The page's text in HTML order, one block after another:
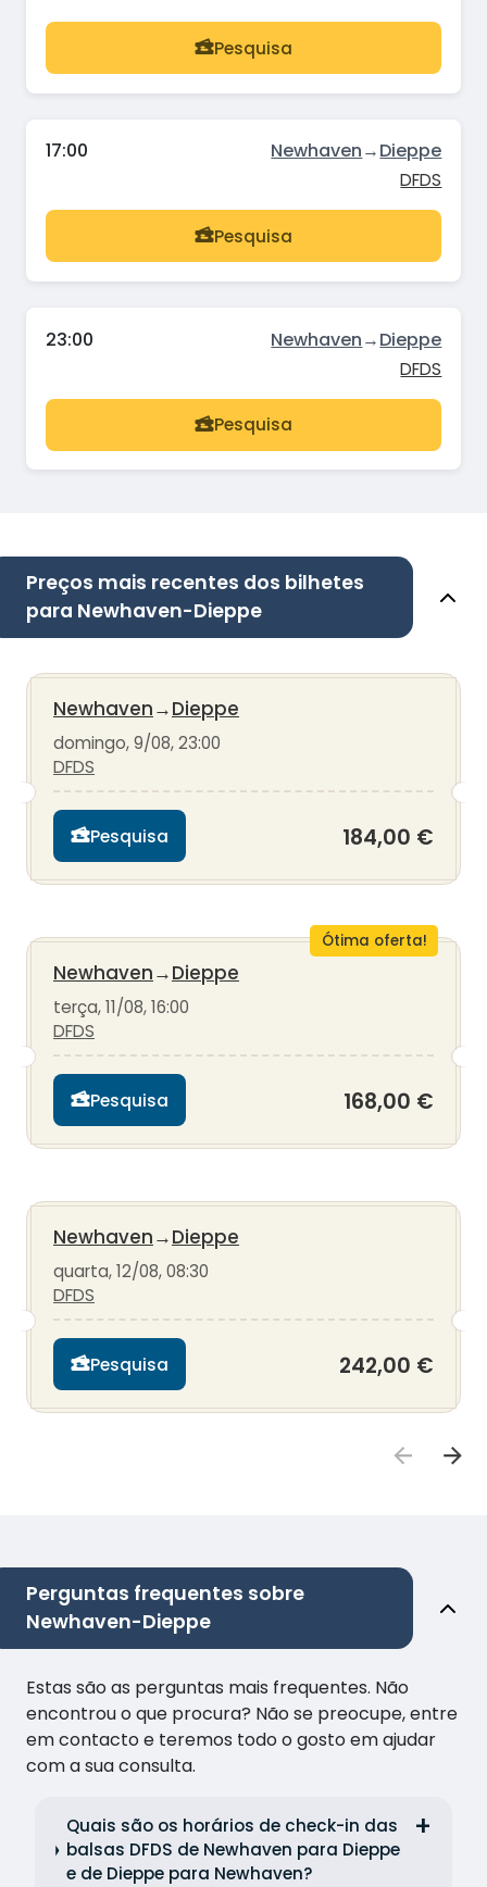
Pesquisa
17:00 Newhaven→Dieppe
DFDS
Pesquisa
23:00 Newhaven→Dieppe
DFDS
Pesquisa
Preços mais recentes dos bilhetes
para Newhaven-Dieppe
Newhaven→Dieppe
domingo, 9/08, 23:00
DFDS
Pesquisa 184,00 €
Ótima oferta!
Newhaven→Dieppe
terça, 11/08, 16:00
DFDS
Pesquisa 168,00 €
Newhaven→Dieppe
quarta, 12/08, 08:30
DFDS
Pesquisa 242,00 €
Perguntas frequentes sobre
Newhaven-Dieppe
Estas são as perguntas mais frequentes. Não
encontrou o que procura? Não se preocupe, entre
em contacto e teremos todo o gosto em ajudar
com a sua consulta.
Quais são os horários de check-in das
balsas DFDS de Newhaven para Dieppe
e de Dieppe para Newhaven?